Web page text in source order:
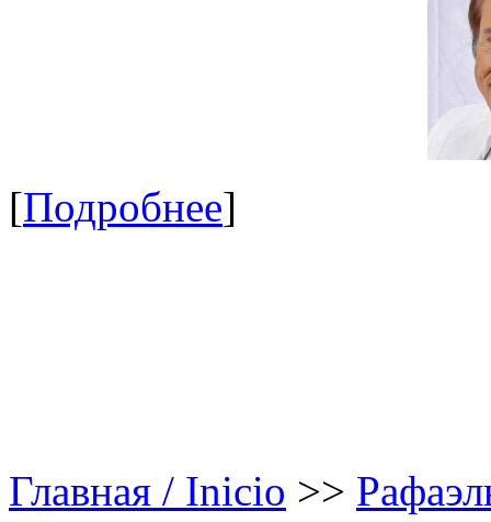
[Подробнее]
Главная / Inicio >>